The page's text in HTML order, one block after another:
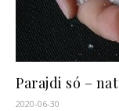
Parajdi só –
2020-06-30